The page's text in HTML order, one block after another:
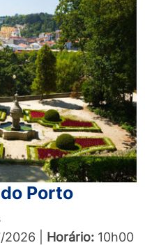
Porto
| Horário: 10h00